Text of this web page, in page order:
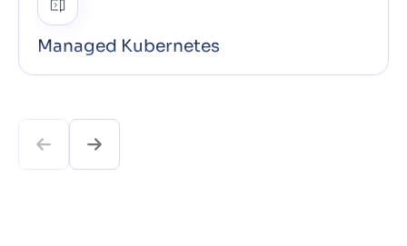
Managed Kubernetes
Auf offenen Standards aufgebaut und ohne Vendor-
ready, damit sich dein Team auf das Ausliefern von
Code konzentrieren kann statt auf das Verwalten
von …